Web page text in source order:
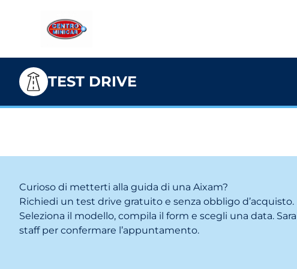
TEST DRIVE
Curioso di metterti alla guida di una Aixam?
Richiedi un test drive gratuito e senza obbligo d’acquisto.
Seleziona il modello, compila il form e scegli una data.
staff per confermare l’appuntamento.